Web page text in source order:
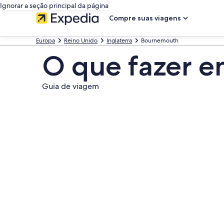
Ignorar a seção principal da página
Compre suas viagens
Europa Reino Unido Inglaterra Bournemouth
O que fazer
Guia de viagem